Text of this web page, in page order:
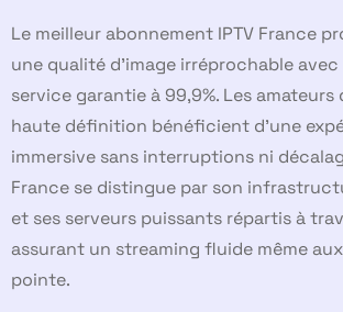
Le meilleur abonnement IPTV France
une qualité d’image irréprochable
service garantie à 99,9%. Les
haute définition bénéficient d’une
immersive sans interruptions ni
France se distingue par son
et ses serveurs puissants répartis à
assurant un streaming fluide même
pointe.